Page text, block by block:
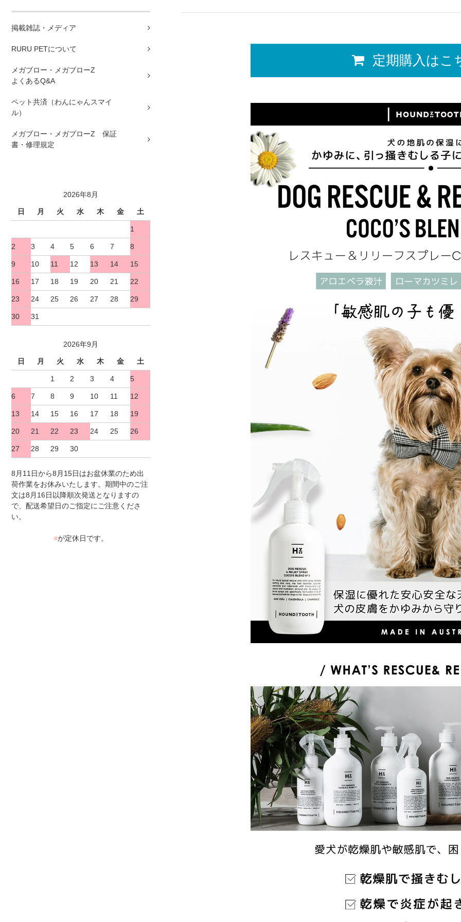
掲載雑誌・メディア
RURU PETについて
メガブロー・メガブローZ
よくあるQ&A
ペット共済（わんにゃんスマイ
ル）
メガブロー・メガブローZ 保証
書・修理規定
2026年8月
日 月 火 水 木 金 土
1
2 3 4 5 6 7 8
9 10 11 12 13 14 15
16 17 18 19 20 21 22
23 24 25 26 27 28 29
30 31
2026年9月
日 月 火 水 木 金 土
1 2 3 4 5
6 7 8 9 10 11 12
13 14 15 16 17 18 19
20 21 22 23 24 25 26
27 28 29 30
8月11日から8月15日はお盆休業のため出
荷作業をお休みいたします。期間中のご注
文は8月16日以降順次発送となりますの
で、配送希望日のご指定にご注意くださ
い。
■が定休日です。
定期購入はこ